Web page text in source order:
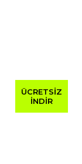
ÜCRETSİZ
İNDİR